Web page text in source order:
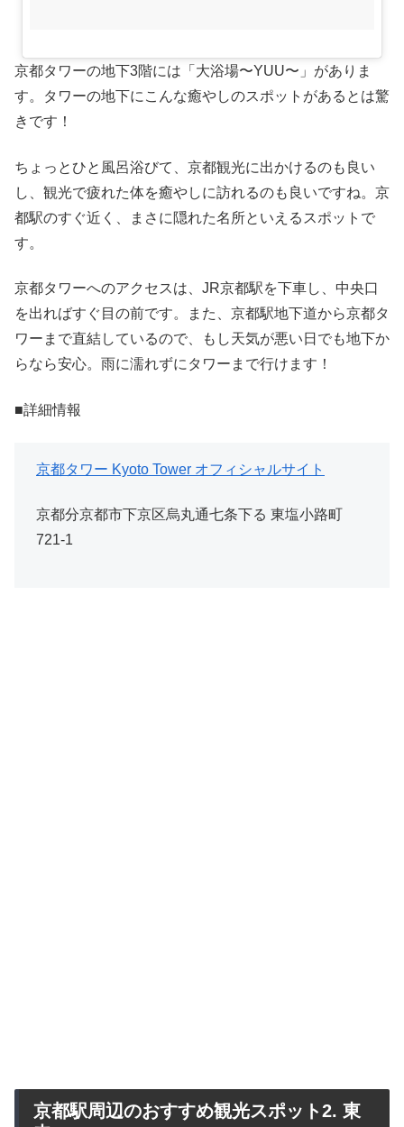
京都タワーの地下3階には「大浴場〜YUU〜」がありま
す。タワーの地下にこんな癒やしのスポットがあるとは驚
きです！
ちょっとひと風呂浴びて、京都観光に出かけるのも良い
し、観光で疲れた体を癒やしに訪れるのも良いですね。京
都駅のすぐ近く、まさに隠れた名所といえるスポットで
す。
京都タワーへのアクセスは、JR京都駅を下車し、中央口
を出ればすぐ目の前です。また、京都駅地下道から京都タ
ワーまで直結しているので、もし天気が悪い日でも地下か
らなら安心。雨に濡れずにタワーまで行けます！
■詳細情報
京都タワー Kyoto Tower オフィシャルサイト
京都分京都市下京区烏丸通七条下る 東塩小路町
721-1
京都駅周辺のおすすめ観光スポット2. 東